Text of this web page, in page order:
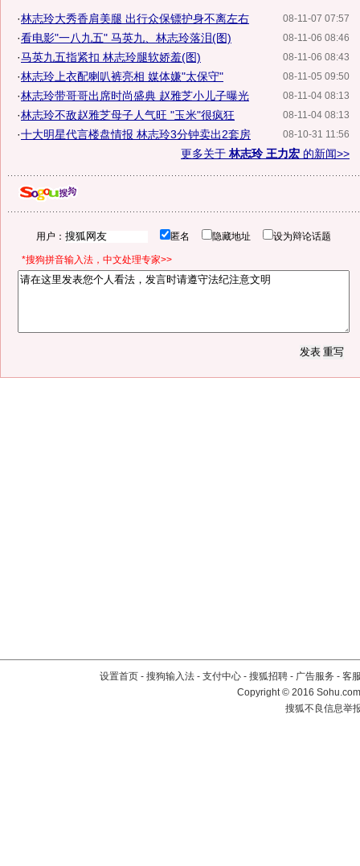
08-11-07 07:57
·林志玲大秀香肩美腿 出行众保镖护身不离左右
08-11-06 08:46
·看电影"一八九五" 马英九、林志玲落泪(图)
08-11-06 08:43
·马英九五指紧扣 林志玲腿软娇羞(图)
08-11-05 09:50
·林志玲上衣配喇叭裤亮相 媒体嫌"太保守"
08-11-04 08:13
·林志玲带哥哥出席时尚盛典 赵雅芝小儿子曝光
08-11-04 08:13
·林志玲不敌赵雅芝母子人气旺 "玉米"很疯狂
08-10-31 11:56
·十大明星代言楼盘情报 林志玲3分钟卖出2套房
更多关于 林志玲 王力宏 的新闻>>
用户： 匿名 隐藏地址 设为辩论话题
*搜狗拼音输入法，中文处理专家>>
设置首页 - 搜狗输入法 - 支付中心 - 搜狐招聘 - 广告服务 - 客
Copyright©2016
搜狐不良信息举